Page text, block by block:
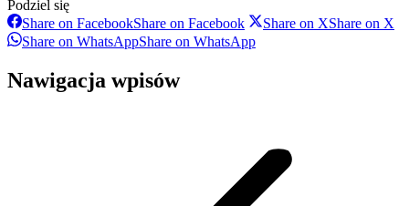
Podziel się
Share on FacebookShare on Facebook Share on XShare on X
Share on WhatsAppShare on WhatsApp
Nawigacja wpisów